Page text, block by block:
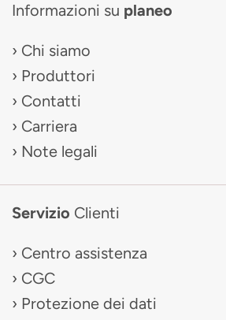
Informazioni su planeo
Chi siamo
Produttori
Contatti
Carriera
Note legali
Servizio Clienti
Centro assistenza
CGC
Protezione dei dati